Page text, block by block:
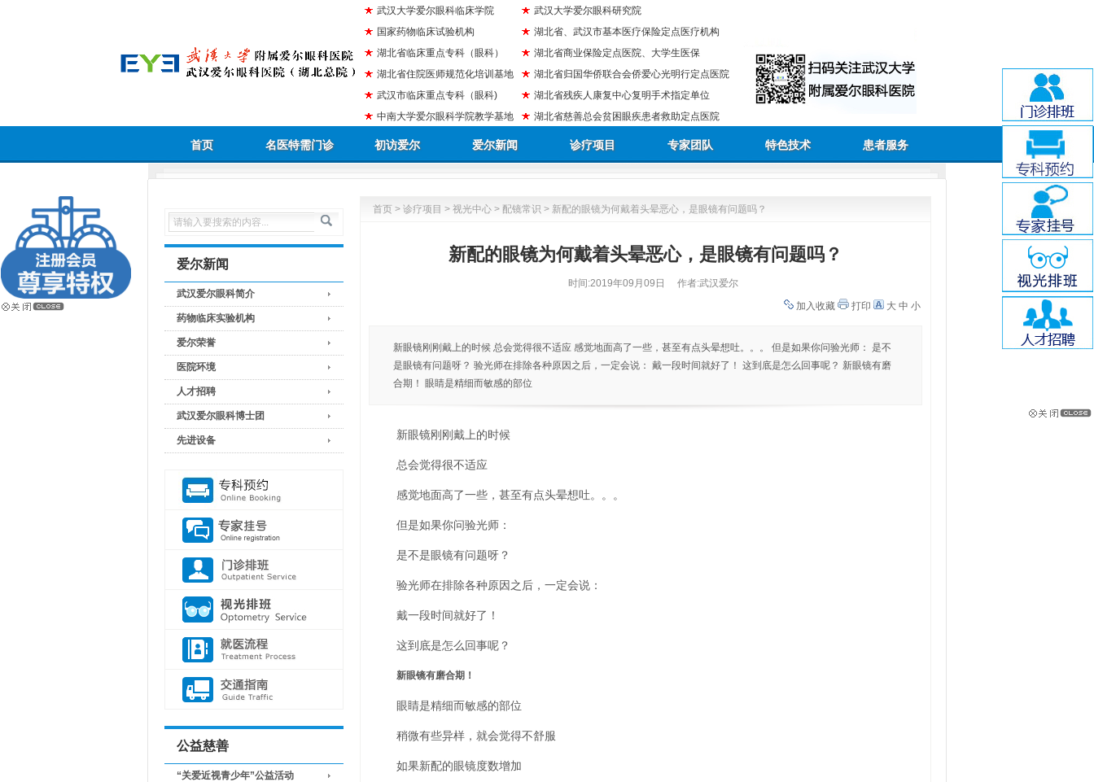
武汉大学爱尔眼科临床学院
国家药物临床试验机构
湖北省临床重点专科（眼科）
湖北省住院医师规范化培训基地
武汉市临床重点专科（眼科)
中南大学爱尔眼科学院教学基地
武汉大学爱尔眼科研究院
湖北省、武汉市基本医疗保险定点医疗机构
湖北省商业保险定点医院、大学生医保
湖北省归国华侨联合会侨爱心光明行定点医院
湖北省残疾人康复中心复明手术指定单位
湖北省慈善总会贫困眼疾患者救助定点医院
首页 名医特需门诊 初访爱尔 爱尔新闻 诊疗项目 专家团队 特色技术 患者服务
爱尔新闻
武汉爱尔眼科简介
药物临床实验机构
爱尔荣誉
医院环境
人才招聘
武汉爱尔眼科博士团
先进设备
公益慈善
“关爱近视青少年”公益活动
首页 > 诊疗项目 > 视光中心 > 配镜常识 > 新配的眼镜为何戴着头晕恶心，是眼镜有问题吗？
新配的眼镜为何戴着头晕恶心，是眼镜有问题吗？
时间:2019年09月09日
作者:武汉爱尔
加入收藏
打印 大 中 小
新眼镜刚刚戴上的时候 总会觉得很不适应 感觉地面高了一些，甚至有点头晕想吐。。。 但是如果你问验光师： 是不
是眼镜有问题呀？ 验光师在排除各种原因之后，一定会说： 戴一段时间就好了！ 这到底是怎么回事呢？ 新眼镜有磨
合期！ 眼睛是精细而敏感的部位
新眼镜刚刚戴上的时候
总会觉得很不适应
感觉地面高了一些，甚至有点头晕想吐。。。
但是如果你问验光师：
是不是眼镜有问题呀？
验光师在排除各种原因之后，一定会说：
戴一段时间就好了！
这到底是怎么回事呢？
新眼镜有磨合期！
眼睛是精细而敏感的部位
稍微有些异样，就会觉得不舒服
如果新配的眼镜度数增加